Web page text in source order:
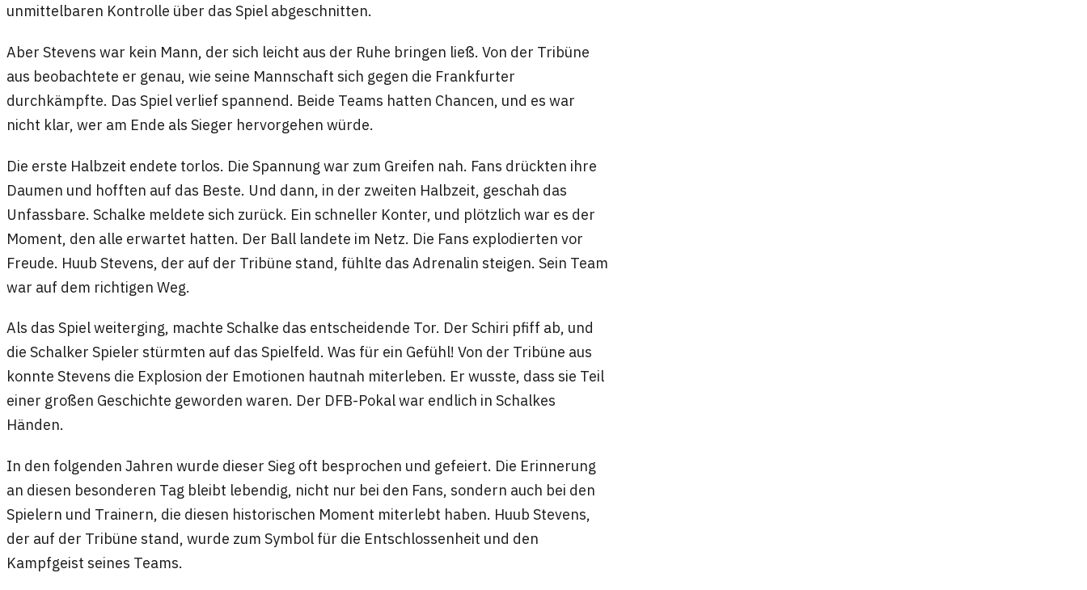
unmittelbaren Kontrolle über das Spiel abgeschnitten.
Aber Stevens war kein Mann, der sich leicht aus der Ruhe bringen ließ. Von der Tribüne
aus beobachtete er genau, wie seine Mannschaft sich gegen die Frankfurter
durchkämpfte. Das Spiel verlief spannend. Beide Teams hatten Chancen, und es war
nicht klar, wer am Ende als Sieger hervorgehen würde.
Die erste Halbzeit endete torlos. Die Spannung war zum Greifen nah. Fans drückten ihre
Daumen und hofften auf das Beste. Und dann, in der zweiten Halbzeit, geschah das
Unfassbare. Schalke meldete sich zurück. Ein schneller Konter, und plötzlich war es der
Moment, den alle erwartet hatten. Der Ball landete im Netz. Die Fans explodierten vor
Freude. Huub Stevens, der auf der Tribüne stand, fühlte das Adrenalin steigen. Sein Team
war auf dem richtigen Weg.
Als das Spiel weiterging, machte Schalke das entscheidende Tor. Der Schiri pfiff ab, und
die Schalker Spieler stürmten auf das Spielfeld. Was für ein Gefühl! Von der Tribüne aus
konnte Stevens die Explosion der Emotionen hautnah miterleben. Er wusste, dass sie Teil
einer großen Geschichte geworden waren. Der DFB-Pokal war endlich in Schalkes
Händen.
In den folgenden Jahren wurde dieser Sieg oft besprochen und gefeiert. Die Erinnerung
an diesen besonderen Tag bleibt lebendig, nicht nur bei den Fans, sondern auch bei den
Spielern und Trainern, die diesen historischen Moment miterlebt haben. Huub Stevens,
der auf der Tribüne stand, wurde zum Symbol für die Entschlossenheit und den
Kampfgeist seines Teams.